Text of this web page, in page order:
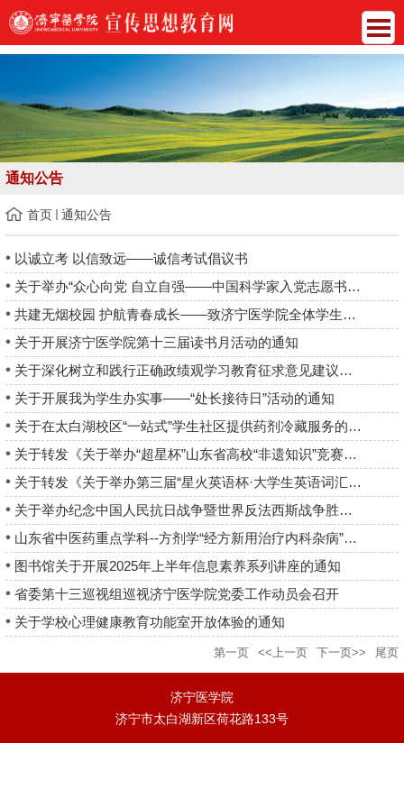
通知公告
首页 通知公告
以诚立考 以信致远——诚信考试倡议书
关于举办“众心向党 自立自强——中国科学家入党志愿书主题展”的...
共建无烟校园 护航青春成长——致济宁医学院全体学生的禁烟倡议书
关于开展济宁医学院第十三届读书月活动的通知
关于深化树立和践行正确政绩观学习教育征求意见建议工作的通知
关于开展我为学生办实事——“处长接待日”活动的通知
关于在太白湖校区“一站式”学生社区提供药剂冷藏服务的温馨提示
关于转发《关于举办“超星杯”山东省高校“非遗知识”竞赛活动的...
关于转发《关于举办第三届“星火英语杯·大学生英语词汇综合能力...
关于举办纪念中国人民抗日战争暨世界反法西斯战争胜利80周年主题...
山东省中医药重点学科--方剂学“经方新用治疗内科杂病”学术会议...
图书馆关于开展2025年上半年信息素养系列讲座的通知
省委第十三巡视组巡视济宁医学院党委工作动员会召开
关于学校心理健康教育功能室开放体验的通知
第一页 <<上一页 下一页>> 尾页
济宁医学院
济宁市太白湖新区荷花路133号